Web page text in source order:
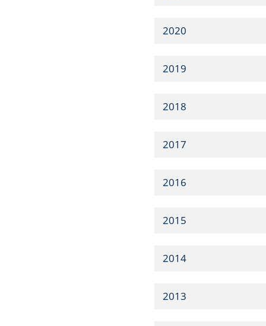
2020
2019
2018
2017
2016
2015
2014
2013